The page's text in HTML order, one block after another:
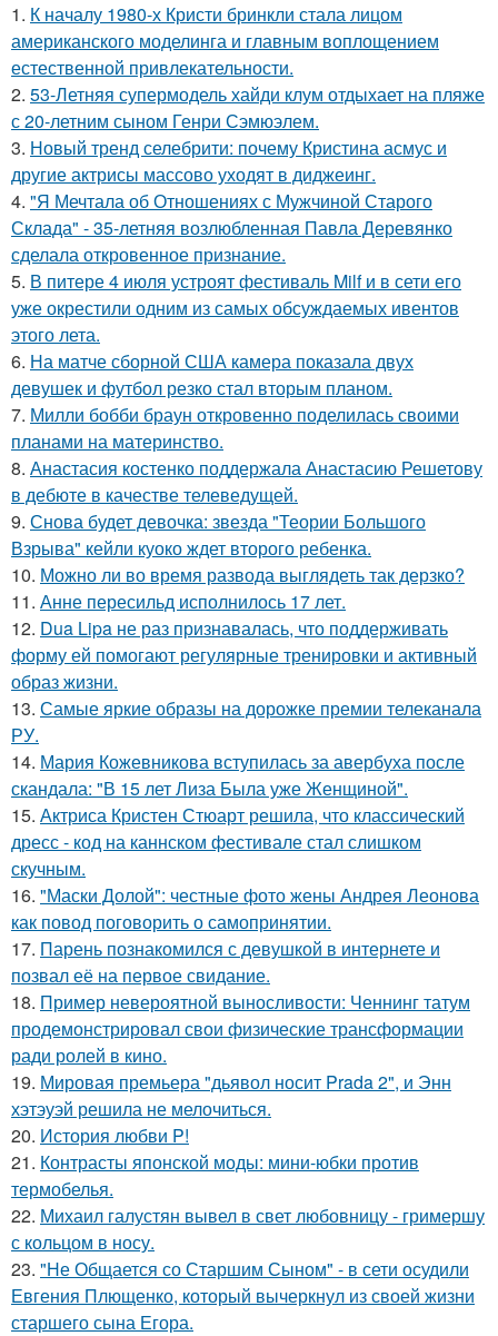
1. К началу 1980-х Кристи бринкли стала лицом
американского моделинга и главным воплощением
естественной привлекательности.
2. 53-Летняя супермодель хайди клум отдыхает на пляже
с 20-летним сыном Генри Сэмюэлем.
3. Новый тренд селебрити: почему Кристина асмус и
другие актрисы массово уходят в диджеинг.
4. "Я Мечтала об Отношениях с Мужчиной Старого
Склада" - 35-летняя возлюбленная Павла Деревянко
сделала откровенное признание.
5. В питере 4 июля устроят фестиваль Milf и в сети его
уже окрестили одним из самых обсуждаемых ивентов
этого лета.
6. На матче сборной США камера показала двух
девушек и футбол резко стал вторым планом.
7. Милли бобби браун откровенно поделилась своими
планами на материнство.
8. Анастасия костенко поддержала Анастасию Решетову
в дебюте в качестве телеведущей.
9. Снова будет девочка: звезда "Теории Большого
Взрыва" кейли куоко ждет второго ребенка.
10. Можно ли во время развода выглядеть так дерзко?
11. Анне пересильд исполнилось 17 лет.
12. Dua Lipa не раз признавалась, что поддерживать
форму ей помогают регулярные тренировки и активный
образ жизни.
13. Самые яркие образы на дорожке премии телеканала
РУ.
14. Мария Кожевникова вступилась за авербуха после
скандала: "В 15 лет Лиза Была уже Женщиной".
15. Актриса Кристен Стюарт решила, что классический
дресс - код на каннском фестивале стал слишком
скучным.
16. "Маски Долой": честные фото жены Андрея Леонова
как повод поговорить о самопринятии.
17. Парень познакомился с девушкой в интернете и
позвал её на первое свидание.
18. Пример невероятной выносливости: Ченнинг татум
продемонстрировал свои физические трансформации
ради ролей в кино.
19. Мировая премьера "дьявол носит Prada 2", и Энн
хэтэуэй решила не мелочиться.
20. История любви P!
21. Контрасты японской моды: мини-юбки против
термобелья.
22. Михаил галустян вывел в свет любовницу - гримершу
с кольцом в носу.
23. "Не Общается со Старшим Сыном" - в сети осудили
Евгения Плющенко, который вычеркнул из своей жизни
старшего сына Егора.